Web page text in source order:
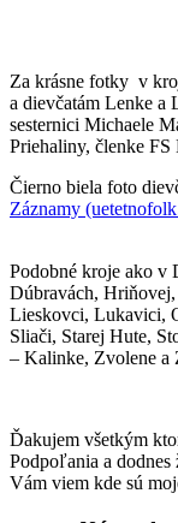
Za krásne fotky v
a dievčatám Lenke a
sesternici Michaele
Priehaliny, členke FS
Čierno biela foto
Záznamy
Podobné kroje ako v
Dúbravách,
Lieskovci, Lukavici,
Sliači, Starej Hute,
– Kalinke, Zvolene a
Ďakujem všetkým
Podpoľania a
Vám viem kde sú